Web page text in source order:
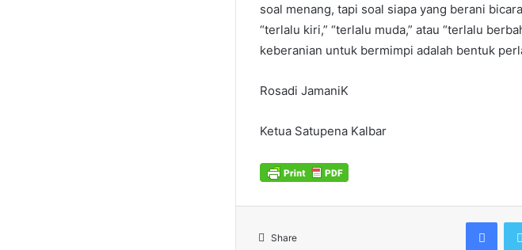
soal menang, tapi soal siapa yang berani
“terlalu kiri,” “terlalu muda,” atau “terlalu
keberanian untuk bermimpi adalah bentuk
Rosadi JamaniK
Ketua Satupena Kalbar
Share